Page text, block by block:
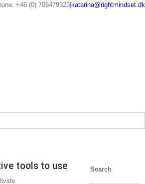
+46 (0) 706479323 katarina@rightmindset.dk
tools to use Search